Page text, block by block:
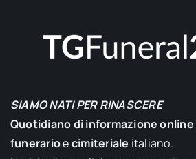
SIAMO NATI PER RINASCERE
Quotidiano di informazione online
funerarioecimiteriale italiano.